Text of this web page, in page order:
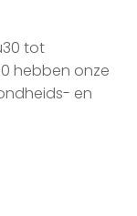
tot
hebben onze
en